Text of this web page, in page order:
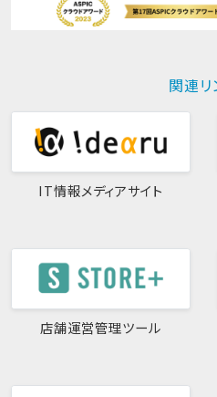
関連リ
IT情報メディアサイト
店舗運営管理ツール